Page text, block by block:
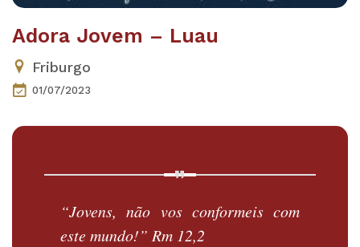
Adora Jovem – Luau
Friburgo
01/07/2023
“Jovens, não vos conformeis com
este mundo!” Rm 12,2